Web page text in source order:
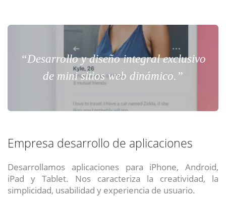
“Desarrollo y diseño integral exclusivo
de mini sitios web dinámico.”
Empresa desarrollo de aplicaciones
Desarrollamos aplicaciones para iPhone, Android,
iPad y Tablet. Nos caracteriza la creatividad, la
simplicidad, usabilidad y experiencia de usuario.